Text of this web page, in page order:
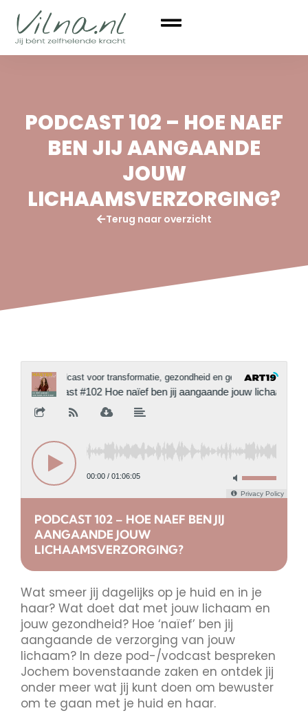
PODCAST 102 – HOE NAEF
BEN JIJ AANGAANDE
JOUW
LICHAAMSVERZORGING?
Terug naar overzicht
Wat smeer jij dagelijks op je huid en in je
haar? Wat doet dat met jouw lichaam en
jouw gezondheid? Hoe ‘naïef’ ben jij
aangaande de verzorging van jouw
lichaam? In deze pod-/vodcast bespreken
Jochem bovenstaande zaken en ontdek jij
onder meer wat jij kunt doen om bewuster
om te gaan met je huid en haar.
PODCAST 102 – HOE NAEF BEN JIJ
AANGAANDE JOUW
LICHAAMSVERZORGING?